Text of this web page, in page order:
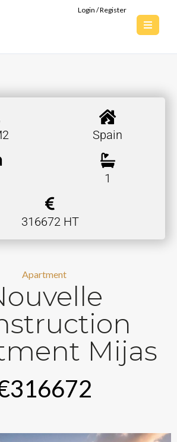
Login / Register
Spain
1
316672 HT
Apartment
Mijas